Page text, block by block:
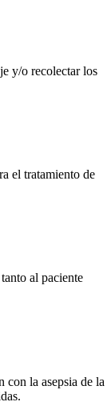
y/o recolectar los
el tratamiento de
al paciente
con la asepsia de la